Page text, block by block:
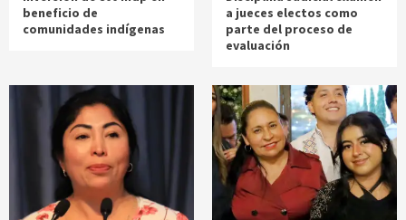
beneficio de
comunidades indígenas
a jueces electos como
parte del proceso de
evaluación